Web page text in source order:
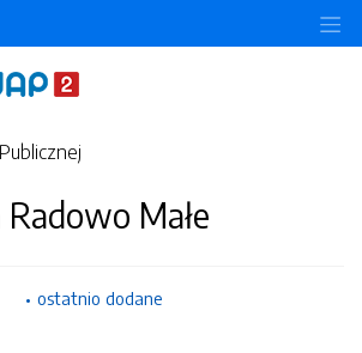
Małe
ostatnio dodane